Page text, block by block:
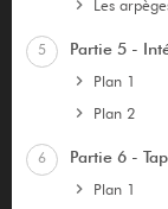
Les
5
Partie 5 -
Plan 1
Plan 2
6
Partie 6 -
Plan 1